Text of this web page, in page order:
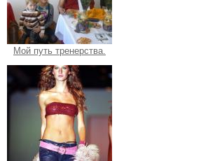
Мой путь тренерства.